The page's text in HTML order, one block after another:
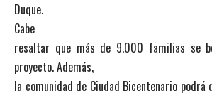
Duque.
Cabe
resaltar que más de 9.000 familias se
proyecto. Además,
la comunidad de Ciudad Bicentenario